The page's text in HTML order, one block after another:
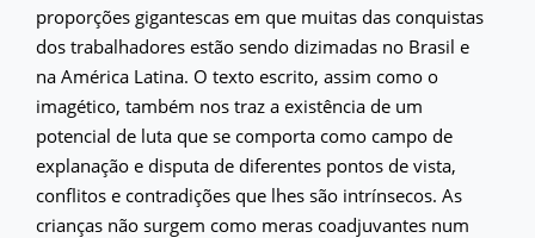
proporções gigantescas em que muitas das conquistas
dos trabalhadores estão sendo dizimadas no Brasil e
na América Latina. O texto escrito, assim como o
imagético, também nos traz a existência de um
potencial de luta que se comporta como campo de
explanação e disputa de diferentes pontos de vista,
conflitos e contradições que lhes são intrínsecos. As
crianças não surgem como meras coadjuvantes num